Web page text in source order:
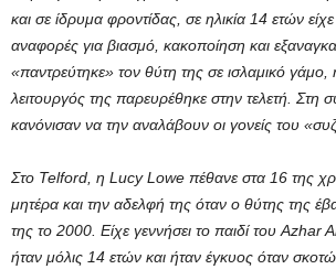
και σε ίδρυμα φροντίδας, σε ηλικία 14 ετών
αναφορές για βιασμό, κακοποίηση και
«παντρεύτηκε» τον θύτη της σε ισλαμικό γάμο,
λειτουργός της παρευρέθηκε στην τελετή. Στη
κανόνισαν να την αναλάβουν οι γονείς του
Στο Telford, η Lucy Lowe πέθανε στα 16 της
μητέρα και την αδελφή της όταν ο θύτης της
της το 2000. Είχε γεννήσει το παιδί του Azhar
ήταν μόλις 14 ετών και ήταν έγκυος όταν